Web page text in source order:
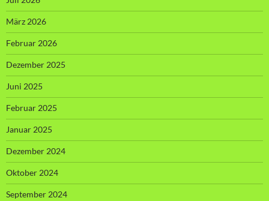
März 2026
Februar 2026
Dezember 2025
Juni 2025
Februar 2025
Januar 2025
Dezember 2024
Oktober 2024
September 2024